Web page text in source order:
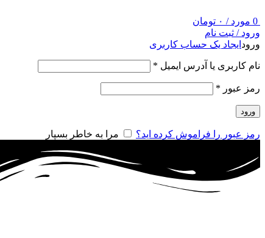
0 مورد / ۰ تومان
ورود / ثبت نام
ورود ایجاد یک حساب کاربری
نام کاربری یا آدرس ایمیل *
رمز عبور *
ورود
رمز عبور را فراموش کرده اید؟ مرا به خاطر بسپار